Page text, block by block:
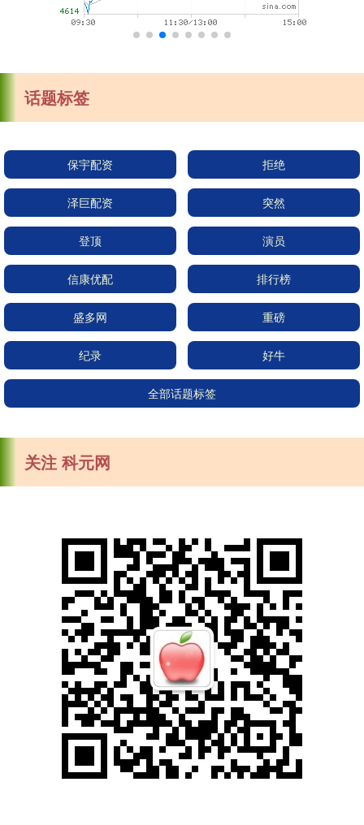
话题标签
保宇配资 拒绝
泽巨配资 突然
登顶 演员
信康优配 排行榜
盛多网 重磅
纪录 好牛
全部话题标签
关注 科元网